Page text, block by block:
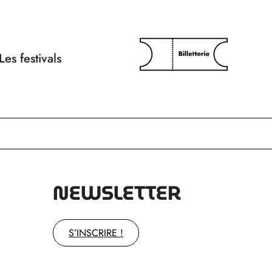
festivals
NEWSLETTER
S’INSCRIRE !